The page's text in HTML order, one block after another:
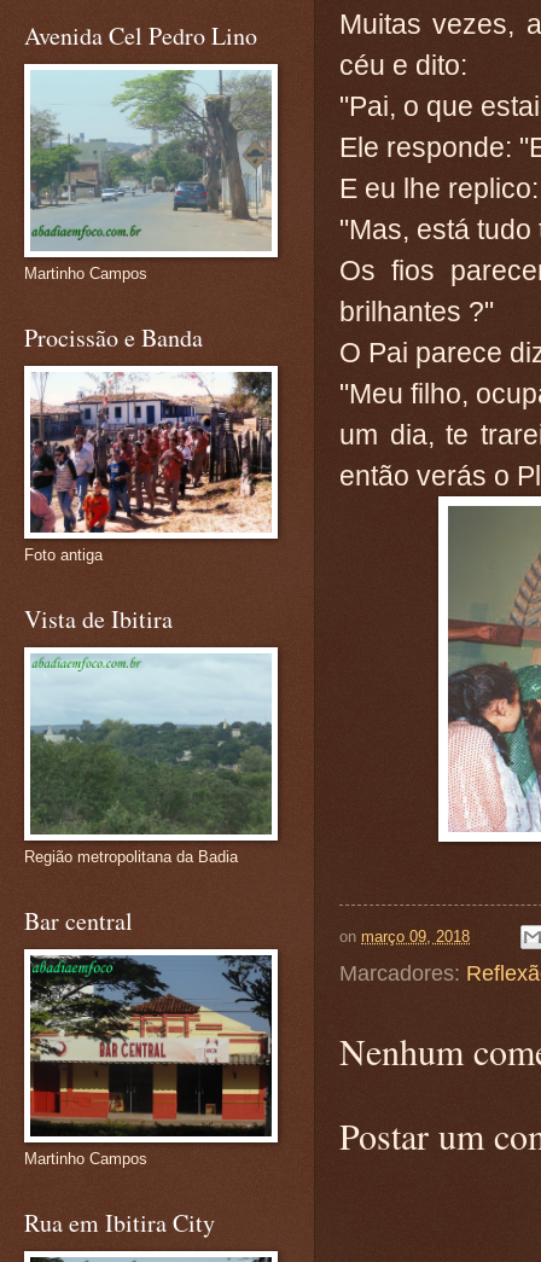
Muitas vezes,
céu e dito:
"Pai, o que
Ele responde:
E eu lhe replico:
"Mas, está
Os fios
brilhantes ?"
O Pai parece
"Meu filho,
um dia, te
então verás o
on março 09, 2018
Marcadores:
Nenhum
Postar um
Avenida Cel Pedro Lino
Martinho Campos
Procissão e Banda
Foto antiga
Vista de Ibitira
Região metropolitana da Badia
Bar central
Martinho Campos
Rua em Ibitira City